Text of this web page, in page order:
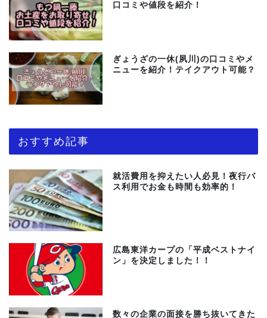
口コミや値段を紹介！
ぎょうざの一休(夙川)の口コミやメ
ニューを紹介！テイクアウト可能？
おすすめ記事
就活費用を抑えたい人必見！夜行バ
ス利用でお金も時間も効率的！
広島東洋カープの「平成ベストナイ
ン」を決定しました！！
数々の企業の面接を勝ち抜いてきた